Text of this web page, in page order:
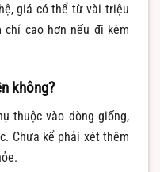
giá có thể từ vài triệu
cao hơn nếu đi kèm
không?
thuộc vào dòng giống,
Chưa kể phải xét thêm